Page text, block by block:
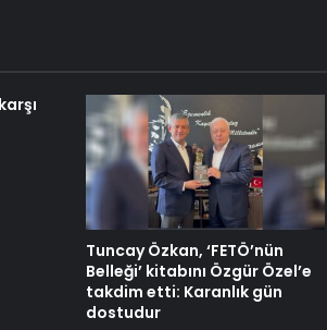
Tuncay Özkan, ‘FETÖ’nün
Belleği’ kitabını Özgür Özel’e
takdim etti: Karanlık gün
dostudur